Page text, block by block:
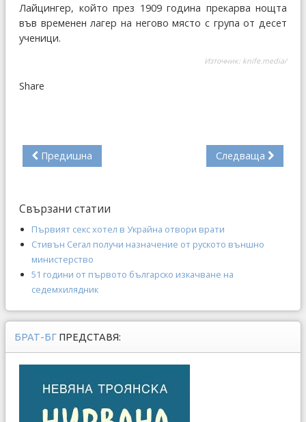
Лайцингер, който през 1909 година прекарва нощта
във временен лагер на негово място с група от десет
ученици.
Източник: knife.media/
Share
Предишна Следваща
Свързани статии
Първият секс хотел в Украйна отвори врати
Стивън Сегал получи назначение от руското външно
министерство
51 години от първото българско изкачване на
седемхилядник
БРАТ-БГ ПРЕДСТАВЯ: